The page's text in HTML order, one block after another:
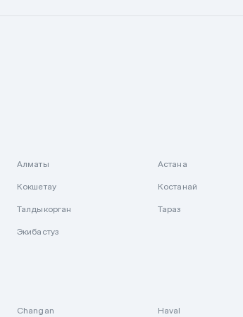
Алматы Астана
Кокшетау Костанай
Талдыкорган Тараз
Экибастуз
Changan Haval